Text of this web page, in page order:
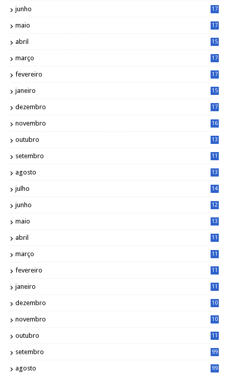
junho
17
maio
17
abril
15
março
17
fevereiro
17
janeiro
15
dezembro
17
novembro
16
outubro
13
setembro
11
agosto
13
julho
14
junho
12
maio
13
abril
11
março
11
fevereiro
11
janeiro
11
dezembro
10
novembro
10
outubro
11
setembro 99
agosto 99